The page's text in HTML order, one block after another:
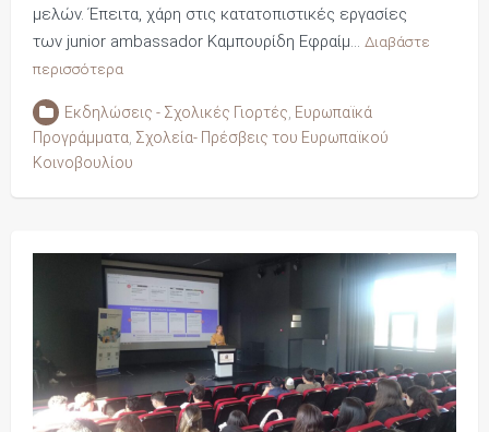
μελών. Έπειτα, χάρη στις κατατοπιστικές εργασίες
των junior ambassador Καμπουρίδη Εφραίμ… Διαβάστε
περισσότερα
Εκδηλώσεις - Σχολικές Γιορτές Ευρωπαϊκά
Προγράμματα Σχολεία- Πρέσβεις του Ευρωπαϊκού
Κοινοβουλίου